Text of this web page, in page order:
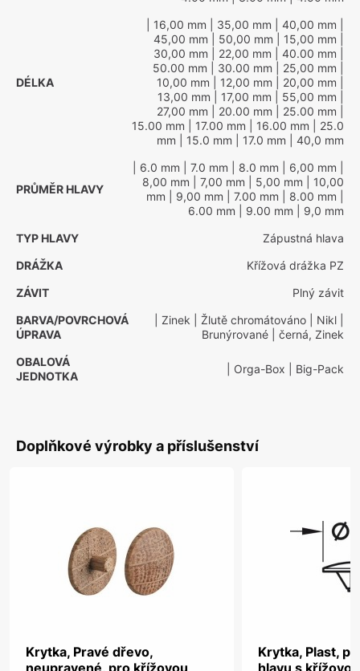
DÉLKA
| 16,00 mm | 35,00 mm | 40,00 mm
45,00 mm | 50,00 mm | 15,00 mm
30,00 mm | 22,00 mm | 40.00 mm
50.00 mm | 30.00 mm | 25,00 mm
10,00 mm | 12,00 mm | 20,00 mm
13,00 mm | 17,00 mm | 55,00 mm
27,00 mm | 20.00 mm | 25.00 mm
15.00 mm | 17.00 mm | 16.00 mm | 25.0
mm | 15.0 mm | 17.0 mm | 40,0 mm
PRŮMĚR HLAVY
| 6.0 mm | 7.0 mm | 8.0 mm | 6,00 mm
8,00 mm | 7,00 mm | 5,00 mm | 10,00
mm | 9,00 mm | 7.00 mm | 8.00 mm
6.00 mm | 9.00 mm | 9,0 mm
TYP HLAVY
Zápustná hlava
DRÁŽKA
Křížová drážka PZ
ZÁVIT
Plný závit
BARVA/POVRCHOVÁ
ÚPRAVA
| Zinek | Žlutě chromátováno | Nikl
Brunýrované | černá, Zinek
OBALOVÁ
JEDNOTKA
| Orga-Box | Big-Pack
Doplňkové výrobky a příslušenství
Krytka, Pravé dřevo,
neupravené, pro křížovou
Krytka, Plast,
hlavu s